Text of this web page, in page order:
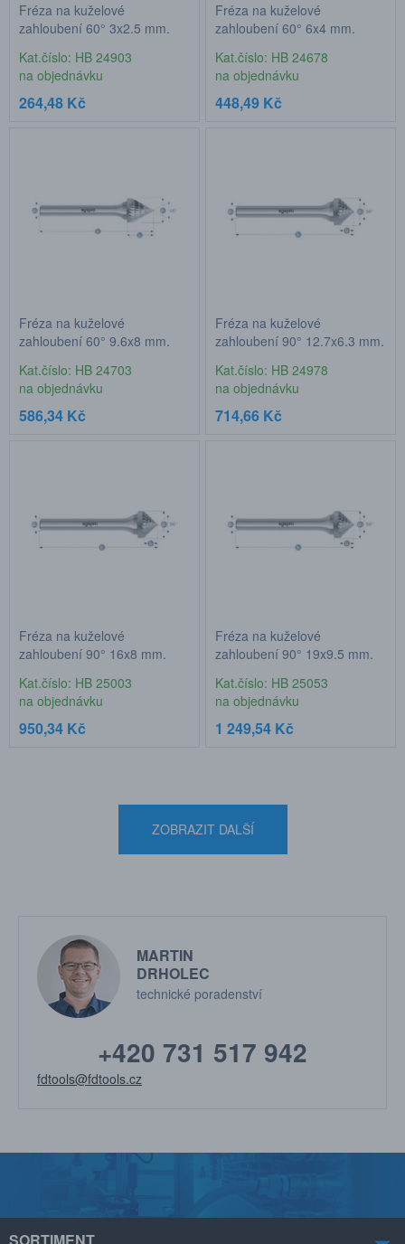
Fréza na kuželové
zahloubení 60° 3x2,5 mm,
Kat.číslo: HB 24903
na objednávku
264,48 Kč
Fréza na kuželové
zahloubení 60° 6x4 mm,
Kat.číslo: HB 24678
na objednávku
448,49 Kč
Fréza na kuželové
zahloubení 60° 9,6x8 mm,
Kat.číslo: HB 24703
na objednávku
586,34 Kč
Fréza na kuželové
zahloubení 90° 12,7x6,3 mm,
Kat.číslo: HB 24978
na objednávku
714,66 Kč
Fréza na kuželové
zahloubení 90° 16x8 mm,
Kat.číslo: HB 25003
na objednávku
950,34 Kč
Fréza na kuželové
zahloubení 90° 19x9,5 mm,
Kat.číslo: HB 25053
na objednávku
1 249,54 Kč
ZOBRAZIT DALŠÍ
MARTIN
DRHOLEC
technické poradenství
+420 731 517 942
fdtools@fdtools.cz
SORTIMENT